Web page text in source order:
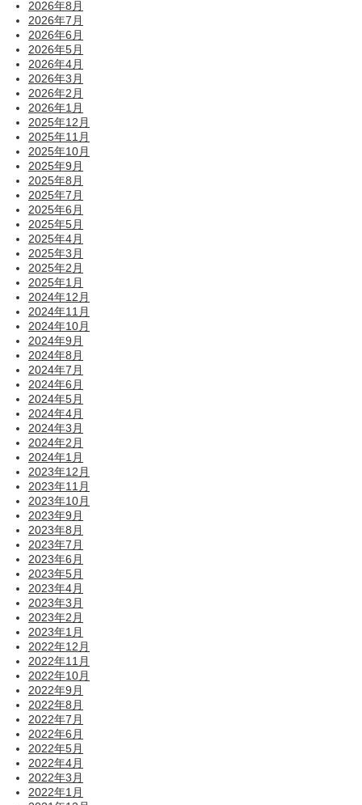
2026年8月
2026年7月
2026年6月
2026年5月
2026年4月
2026年3月
2026年2月
2026年1月
2025年12月
2025年11月
2025年10月
2025年9月
2025年8月
2025年7月
2025年6月
2025年5月
2025年4月
2025年3月
2025年2月
2025年1月
2024年12月
2024年11月
2024年10月
2024年9月
2024年8月
2024年7月
2024年6月
2024年5月
2024年4月
2024年3月
2024年2月
2024年1月
2023年12月
2023年11月
2023年10月
2023年9月
2023年8月
2023年7月
2023年6月
2023年5月
2023年4月
2023年3月
2023年2月
2023年1月
2022年12月
2022年11月
2022年10月
2022年9月
2022年8月
2022年7月
2022年6月
2022年5月
2022年4月
2022年3月
2022年1月